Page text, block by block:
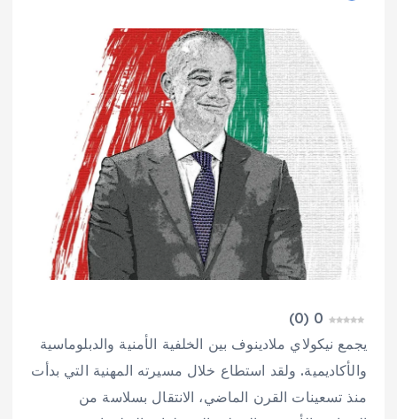
0
(
0
)
يجمع نيكولاي ملادينوف بين الخلفية الأمنية والدبلوماسية
والأكاديمية. ولقد استطاع خلال مسيرته المهنية التي بدأت
منذ تسعينات القرن الماضي، الانتقال بسلاسة من